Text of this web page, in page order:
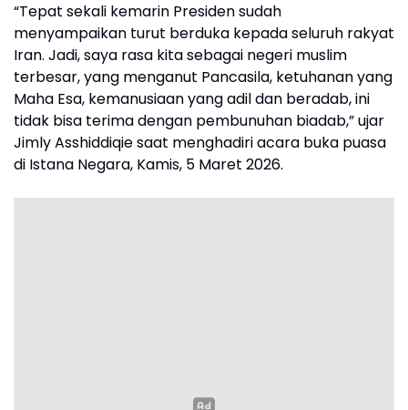
“Tepat sekali kemarin Presiden sudah
menyampaikan turut berduka kepada seluruh rakyat
Iran. Jadi, saya rasa kita sebagai negeri muslim
terbesar, yang menganut Pancasila, ketuhanan yang
Maha Esa, kemanusiaan yang adil dan beradab, ini
tidak bisa terima dengan pembunuhan biadab,” ujar
Jimly Asshiddiqie saat menghadiri acara buka puasa
di Istana Negara, Kamis, 5 Maret 2026.